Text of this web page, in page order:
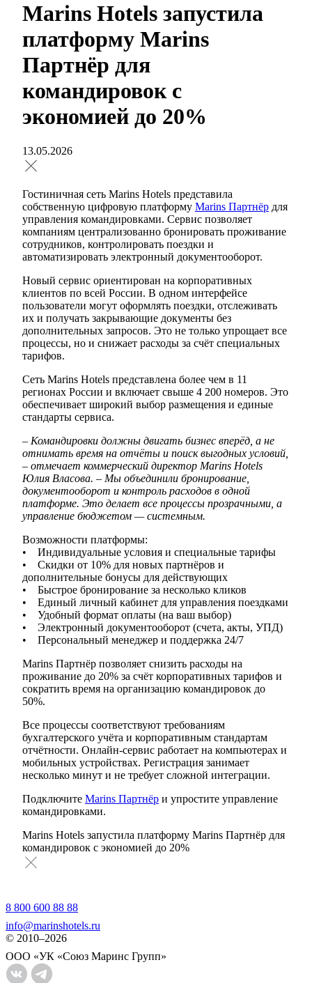
Marins Hotels запустила
платформу Marins
Партнёр для
командировок с
экономией до 20%
13.05.2026
Гостиничная сеть Marins Hotels представила
собственную цифровую платформу Marins Партнёр для
управления командировками. Сервис позволяет
компаниям централизованно бронировать проживание
сотрудников, контролировать поездки и
автоматизировать электронный документооборот.
Новый сервис ориентирован на корпоративных
клиентов по всей России. В одном интерфейсе
пользователи могут оформлять поездки, отслеживать
их и получать закрывающие документы без
дополнительных запросов. Это не только упрощает все
процессы, но и снижает расходы за счёт специальных
тарифов.
Сеть Marins Hotels представлена более чем в 11
регионах России и включает свыше 4 200 номеров. Это
обеспечивает широкий выбор размещения и единые
стандарты сервиса.
– Командировки должны двигать бизнес вперёд, а не
отнимать время на отчёты и поиск выгодных условий,
– отмечает коммерческий директор Marins Hotels
Юлия Власова. – Мы объединили бронирование,
документооборот и контроль расходов в одной
платформе. Это делает все процессы прозрачными, а
управление бюджетом — системным.
Возможности платформы:
• Индивидуальные условия и специальные тарифы
• Скидки от 10% для новых партнёров и
дополнительные бонусы для действующих
• Быстрое бронирование за несколько кликов
• Единый личный кабинет для управления поездками
• Удобный формат оплаты (на ваш выбор)
• Электронный документооборот (счета, акты, УПД)
• Персональный менеджер и поддержка 24/7
Marins Партнёр позволяет снизить расходы на
проживание до 20% за счёт корпоративных тарифов и
сократить время на организацию командировок до
50%.
Все процессы соответствуют требованиям
бухгалтерского учёта и корпоративным стандартам
отчётности. Онлайн-сервис работает на компьютерах и
мобильных устройствах. Регистрация занимает
несколько минут и не требует сложной интеграции.
Подключите Marins Партнёр и упростите управление
командировками.
Marins Hotels запустила платформу Marins Партнёр для
командировок с экономией до 20%
8 800 600 88 88
info@marinshotels.ru
© 2010–2026
OOO «УК «Союз Маринс Групп»